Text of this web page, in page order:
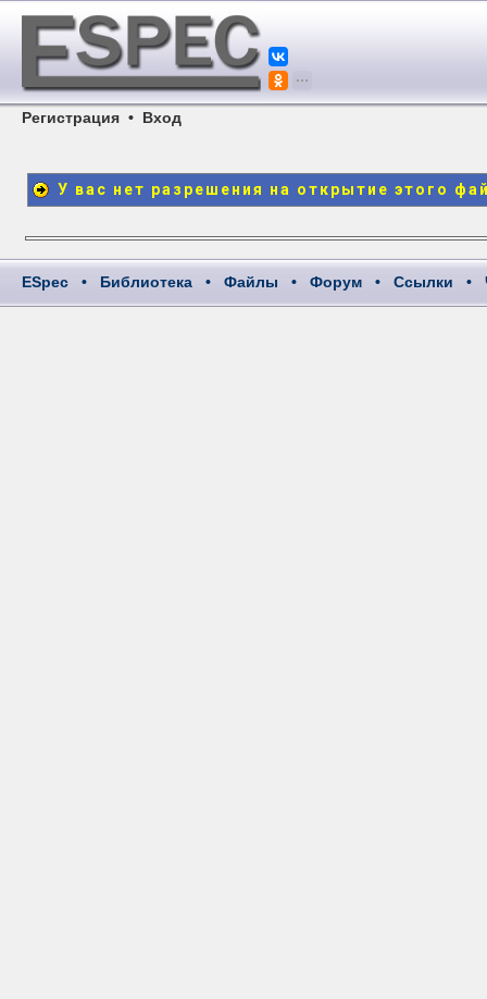
Регистрация • Вход
У вас нет разрешения на открытие этого
ESpec • Библиотека • Файлы • Форум • Ссылки •